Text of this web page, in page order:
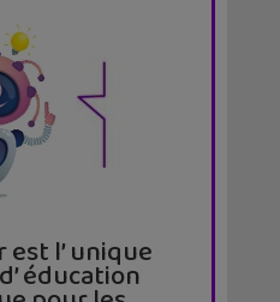
l’ unique
éducation